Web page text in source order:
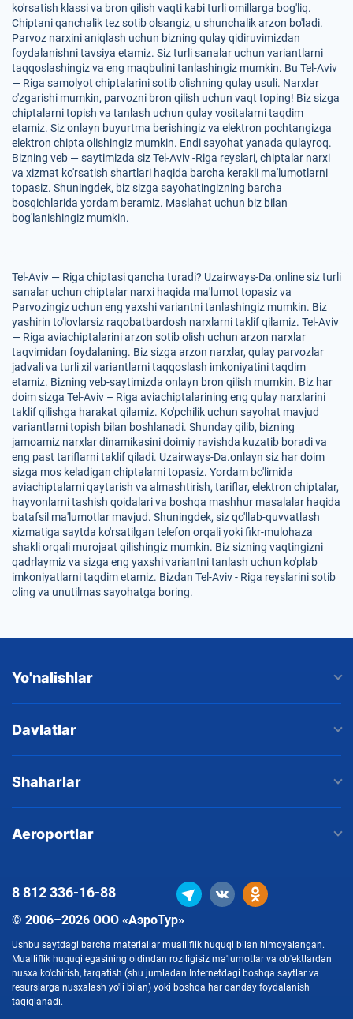
ko'rsatish klassi va bron qilish vaqti kabi turli omillarga bog'liq.
Chiptani qanchalik tez sotib olsangiz, u shunchalik arzon bo'ladi.
Parvoz narxini aniqlash uchun bizning qulay qidiruvimizdan
foydalanishni tavsiya etamiz. Siz turli sanalar uchun variantlarni
taqqoslashingiz va eng maqbulini tanlashingiz mumkin. Bu Tel-Aviv
— Riga samolyot chiptalarini sotib olishning qulay usuli. Narxlar
o'zgarishi mumkin, parvozni bron qilish uchun vaqt toping! Biz sizga
chiptalarni topish va tanlash uchun qulay vositalarni taqdim
etamiz. Siz onlayn buyurtma berishingiz va elektron pochtangizga
elektron chipta olishingiz mumkin. Endi sayohat yanada qulayroq.
Bizning veb — saytimizda siz Tel-Aviv -Riga reyslari, chiptalar narxi
va xizmat ko'rsatish shartlari haqida barcha kerakli ma'lumotlarni
topasiz. Shuningdek, biz sizga sayohatingizning barcha
bosqichlarida yordam beramiz. Maslahat uchun biz bilan
bog'lanishingiz mumkin.
Tel-Aviv — Riga chiptasi qancha turadi? Uzairways-Da.online siz turli
sanalar uchun chiptalar narxi haqida ma'lumot topasiz va
Parvozingiz uchun eng yaxshi variantni tanlashingiz mumkin. Biz
yashirin to'lovlarsiz raqobatbardosh narxlarni taklif qilamiz. Tel-Aviv
— Riga aviachiptalarini arzon sotib olish uchun arzon narxlar
taqvimidan foydalaning. Biz sizga arzon narxlar, qulay parvozlar
jadvali va turli xil variantlarni taqqoslash imkoniyatini taqdim
etamiz. Bizning veb-saytimizda onlayn bron qilish mumkin. Biz har
doim sizga Tel-Aviv – Riga aviachiptalarining eng qulay narxlarini
taklif qilishga harakat qilamiz. Ko'pchilik uchun sayohat mavjud
variantlarni topish bilan boshlanadi. Shunday qilib, bizning
jamoamiz narxlar dinamikasini doimiy ravishda kuzatib boradi va
eng past tariflarni taklif qiladi. Uzairways-Da.onlayn siz har doim
sizga mos keladigan chiptalarni topasiz. Yordam bo'limida
aviachiptalarni qaytarish va almashtirish, tariflar, elektron chiptalar,
hayvonlarni tashish qoidalari va boshqa mashhur masalalar haqida
batafsil ma'lumotlar mavjud. Shuningdek, siz qo'llab-quvvatlash
xizmatiga saytda ko'rsatilgan telefon orqali yoki fikr-mulohaza
shakli orqali murojaat qilishingiz mumkin. Biz sizning vaqtingizni
qadrlaymiz va sizga eng yaxshi variantni tanlash uchun ko'plab
imkoniyatlarni taqdim etamiz. Bizdan Tel-Aviv - Riga reyslarini sotib
oling va unutilmas sayohatga boring.
Yo'nalishlar
Davlatlar
Shaharlar
Aeroportlar
© 2006–2026 ООО «АэроТур»
Ushbu saytdagi barcha materiallar mualliflik huquqi bilan himoyalangan.
Mualliflik huquqi egasining oldindan roziligisiz ma'lumotlar va ob'ektlardan
nusxa ko'chirish, tarqatish (shu jumladan Internetdagi boshqa saytlar va
resurslarga nusxalash yo'li bilan) yoki boshqa har qanday foydalanish
taqiqlanadi.
8 812336-16-88